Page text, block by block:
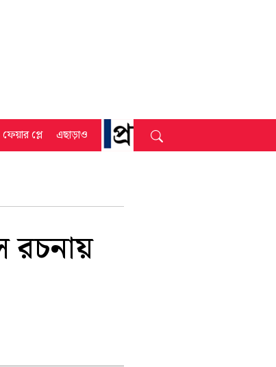
ফেয়ার প্লে এছাড়াও
রচনায়